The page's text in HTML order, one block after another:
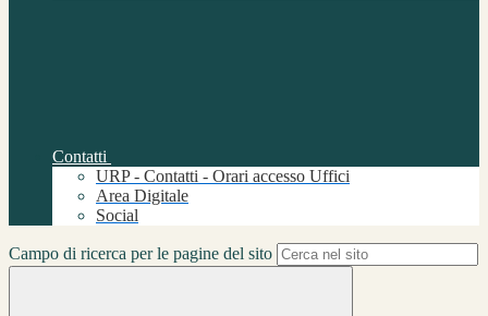
Contatti
URP - Contatti - Orari accesso Uffici
Area Digitale
Social
Campo di ricerca per le pagine del sito